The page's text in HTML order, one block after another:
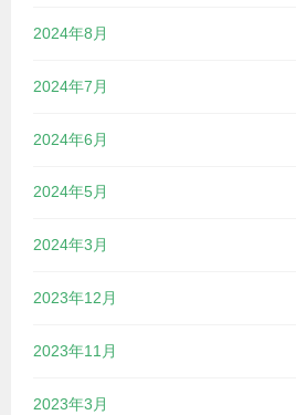
2024年8月
2024年7月
2024年6月
2024年5月
2024年3月
2023年12月
2023年11月
2023年3月